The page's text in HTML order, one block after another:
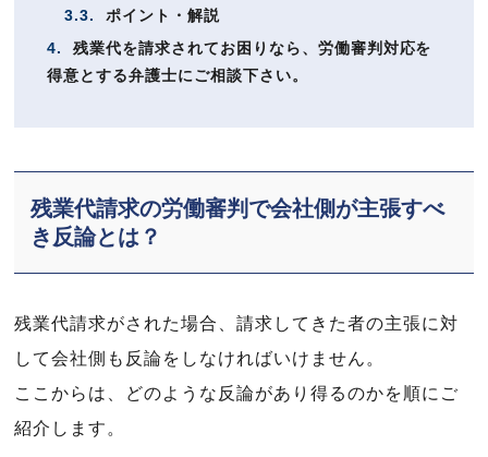
3.3.
ポイント・解説
4.
残業代を請求されてお困りなら、労働審判対応を
得意とする弁護士にご相談下さい。
残業代請求の労働審判で会社側が主張すべ
き反論とは？
残業代請求がされた場合、請求してきた者の主張に対
して会社側も反論をしなければいけません。
ここからは、どのような反論があり得るのかを順にご
紹介します。